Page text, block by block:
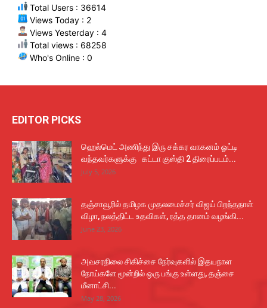
Total Users : 36614
Views Today : 2
Views Yesterday : 4
Total views : 68258
Who's Online : 0
EDITOR PICKS
ஹெல்மெட் அணிந்து இரு சக்கர வாகனம் ஓட்டி
வந்தவர்களுக்கு கட்டா குஸ்தி 2 திரைப்படம்...
July 5, 2026
தஞ்சாவூரில் தமிழக முதலமைச்சர் விஜய் பிறந்தநாள்
விழா, நலத்திட்ட உதவிகள், ரத்த தானம் வழங்கி...
June 23, 2026
அவசரநிலை சிகிச்சை நேர்வுகளில் இதயநாள
நோய்களே மூன்றில் ஒரு பங்கு உள்ளது, தஞ்சை
மீனாட்சி...
May 28, 2026